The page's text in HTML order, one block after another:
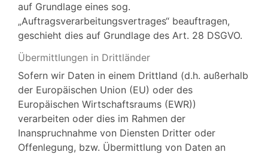
auf Grundlage eines sog.
„Auftragsverarbeitungsvertrages“ beauftragen,
geschieht dies auf Grundlage des Art. 28 DSGVO.
Übermittlungen in Drittländer
Sofern wir Daten in einem Drittland (d.h. außerhalb
der Europäischen Union (EU) oder des
Europäischen Wirtschaftsraums (EWR))
verarbeiten oder dies im Rahmen der
Inanspruchnahme von Diensten Dritter oder
Offenlegung, bzw. Übermittlung von Daten an